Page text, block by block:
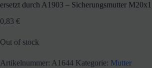
ersetzt durch A1903 – Sicherungsmutter
0,83 €
Out of stock
Artikelnummer: A1644 Kategorie: Mutter